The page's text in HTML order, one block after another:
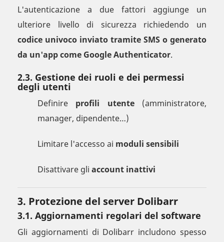
L'autenticazione a due fattori aggiunge un
ulteriore livello di sicurezza richiedendo un
codice univoco inviato tramite SMS o generato
da un'app come Google Authenticator.
2.3. Gestione dei ruoli e dei permessi
degli utenti
Definire profili utente(amministratore,
manager, dipendente…)
Limitare l'accesso ai moduli sensibili
Disattivare gli account inattivi
3. Protezione del server Dolibarr
3.1. Aggiornamenti regolari del software
Gli aggiornamenti di Dolibarr includono spesso